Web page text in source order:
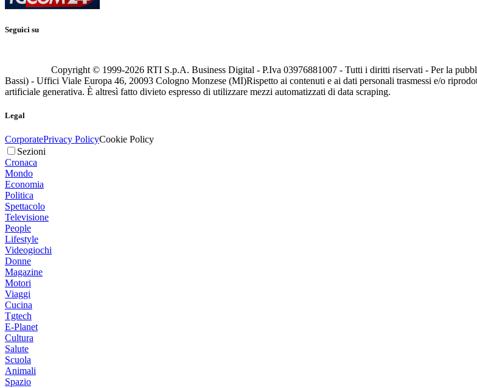
Seguici su
Copyright © 1999-2026 RTI S.p.A. Business Digital - P.Iva 03976881007 - Tutti i diritti riservati - Per la
Bassi) - Uffici Viale Europa 46, 20093 Cologno Monzese (MI)Rispetto ai contenuti e ai dati personali trasmessi e/o
artificiale generativa. È altresì fatto divieto espresso di utilizzare mezzi automatizzati di data scraping.
Legal
CorporatePrivacy PolicyCookie Policy
Sezioni
Cronaca
Mondo
Economia
Politica
Spettacolo
Televisione
People
Lifestyle
Videogiochi
Donne
Magazine
Motori
Viaggi
Cucina
Tgtech
E-Planet
Cultura
Salute
Scuola
Animali
Spazio